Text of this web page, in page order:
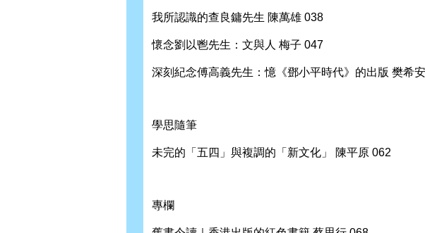
我所認識的查良鏞先生 陳萬雄 038
懷念劉以鬯先生：文與人 梅子 047
深刻紀念傅高義先生：憶《鄧小平時代》的出版 樊希
學思隨筆
未完的「五四」與複調的「新文化」 陳平原 062
專欄